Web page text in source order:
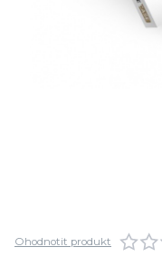
Ohodnotit produkt